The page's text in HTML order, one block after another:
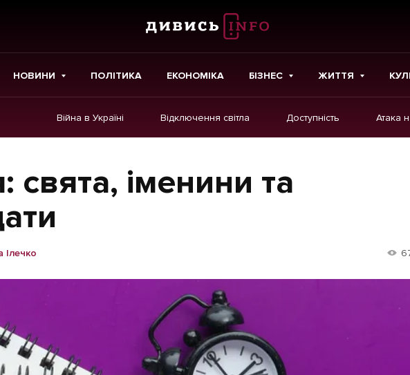
НОВИНИ ПОЛІТИКА ЕКОНОМІКА БІЗНЕС ЖИТТЯ
Війна в Україні Відключення світла Доступність Атака
Картки
свята, іменини та
Ілечко